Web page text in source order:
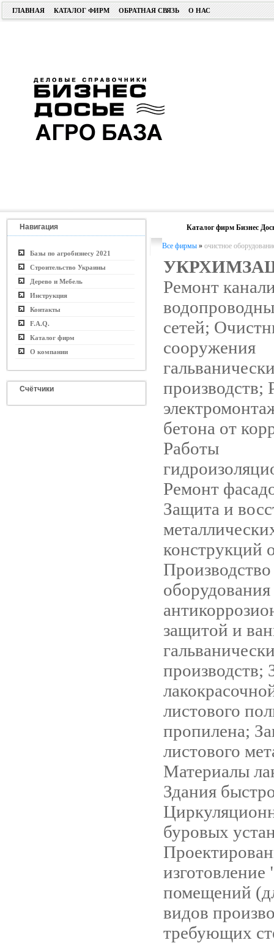
ГЛАВНАЯ КАТАЛОГ ФИРМ ОБРАТНАЯ СВЯЗЬ О НАС
Навигация
Базы по агробизнесу 2021
Строительство Украины
Дерево и Мебель
Инструкция
Контакты
F.A.Q.
Каталог фирм
О компании
Счётчики
Каталог фирм Бизнес
Все фирмы » очистное
Ремонт
сетей;
сооружения
производств;
бетона от
Работы
Ремонт
Защита и
конструкций
оборудования
защитой и
производств;
листового
пропилена;
листового
Материалы
Здания
буровых
помещений
видов
требующих